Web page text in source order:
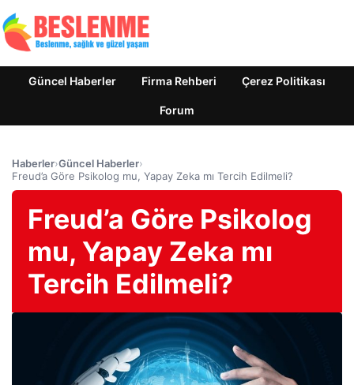
Güncel Haberler Firma Rehberi Çerez Politikası
Forum
Haberler›Güncel Haberler›
Freud’a Göre Psikolog mu, Yapay Zeka mı Tercih Edilmeli?
Freud’a Göre Psikolog
mu, Yapay Zeka mı
Tercih Edilmeli?